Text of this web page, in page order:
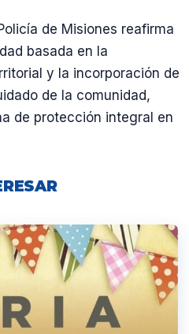
de Misiones reafirma
basada en la
y la incorporación de
de la comunidad,
de protección integral en